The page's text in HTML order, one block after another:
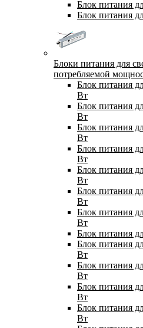
Блок питания
Блок питания
Блоки питания для
потребляемой
Блок питания
Вт
Блок питания
Вт
Блок питания
Вт
Блок питания
Вт
Блок питания
Вт
Блок питания
Вт
Блок питания
Вт
Блок питания
Блок питания
Вт
Блок питания
Вт
Блок питания
Вт
Блок питания
Вт